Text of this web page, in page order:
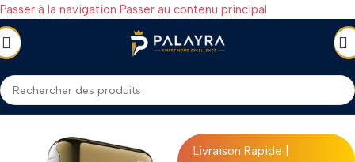
Passer à la navigation Passer au contenu principal
/Petit électroménager/Pétrins et Robots pâtissiers
Livraison Rapide |